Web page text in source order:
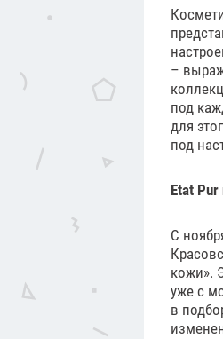
–
под
для
под
Etat
С
кожи».
уже с
в